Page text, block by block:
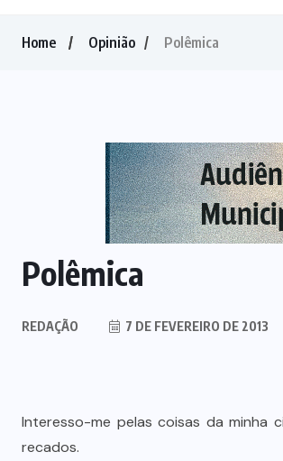
Home Opinião Polêmica
Polêmica
REDAÇÃO 7 DE FEVEREIRO DE 2013
Interesso-me pelas coisas da minha
recados.